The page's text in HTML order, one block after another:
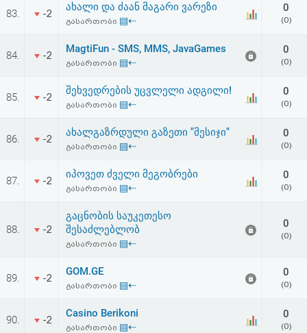
ავტორიზაცია
რეგისტრაცია
პაროლის
აღდგენა
HTML
სალიცენზიო
შეთანხმება
პასუხისმგებლობის
უარყოფა
83. -2
ახალი და ძაან მაგარი ვარეზი
გასართობი ▤⇠
0
(0)
84. -2
MagtiFun - SMS, MMS, JavaGames
გასართობი ▤⇠
0
(0)
85. -2
შეხვედრების უცვლელი ადგილი!
გასართობი ▤⇠
0
(0)
86. -2
ახალგაზრდული გაზეთი "მესიჯი"
გასართობი ▤⇠
0
(0)
87. -2
იპოვეთ ძველი მეგობრები
გასართობი ▤⇠
0
(0)
88. -2
გაცნობის საუკეთესო
შესაძლებლობ
გასართობი ▤⇠
0
(0)
89. -2
GOM.GE
გასართობი ▤⇠
0
(0)
90. -2
Casino Berikoni
გასართობი ▤⇠
0
(0)